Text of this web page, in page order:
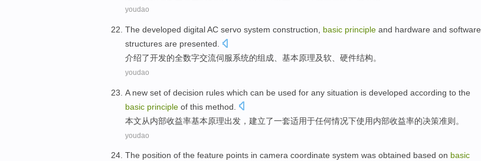
youdao
The developed digitalAC servo system construction basic principle and hardware and software
structures are presented
介绍了开发的全数字交流伺服系统的组成 基本原理及软 硬件结构。
youdao
Anew set of decision rules which can be used for any situation is developed according to the
basic principle of this method.
本文从内部收益率基本原理出发 ，建立了一套适用于任何情况下使用内部收益率的决策准则。
youdao
The position of the feature points in camera coordinate system was obtained based on basic